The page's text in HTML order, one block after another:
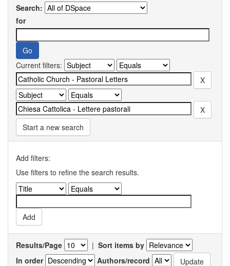
Search:
for
Current filters:
Start a new search
Add filters:
Use filters to refine the search results.
Results/Page | Sort items by
In order
Authors/record